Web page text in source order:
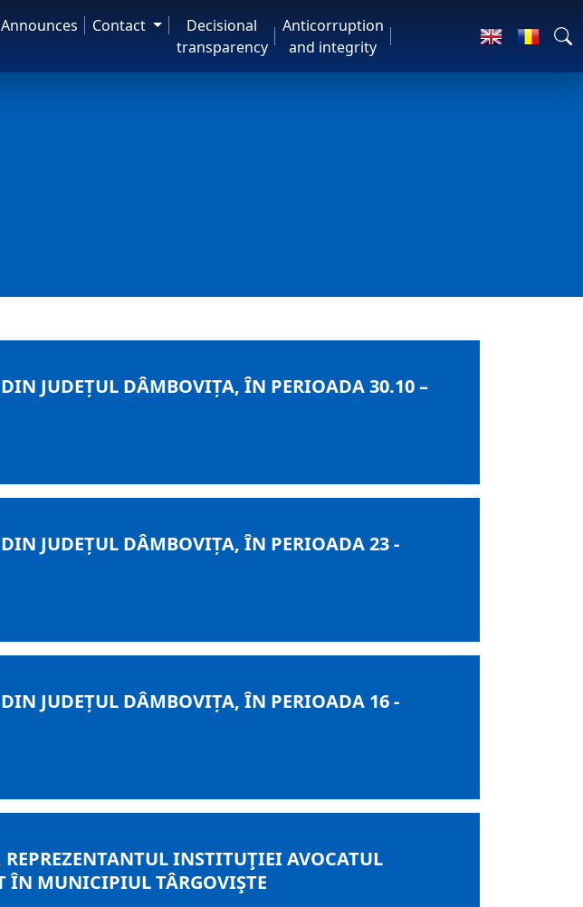
Announces Contact
Decisional
transparency
Anticorruption
and integrity
JUDEȚUL DÂMBOVIȚA, ÎN PERIOADA 30.10 –
JUDEȚUL DÂMBOVIȚA, ÎN PERIOADA 23 -
JUDEȚUL DÂMBOVIȚA, ÎN PERIOADA 16 -
INSTITUŢIEI AVOCATUL
ÎN MUNICIPIUL TÂRGOVIŞTE